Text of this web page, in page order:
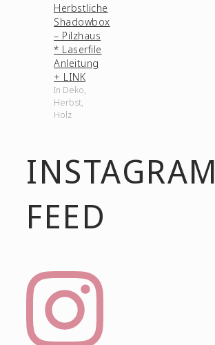
Herbstliche
Shadowbox
– Pilzhaus
* Laserfile
Anleitung
+ LINK
In Deko,
Herbst,
Holz
INSTAGRAM
FEED